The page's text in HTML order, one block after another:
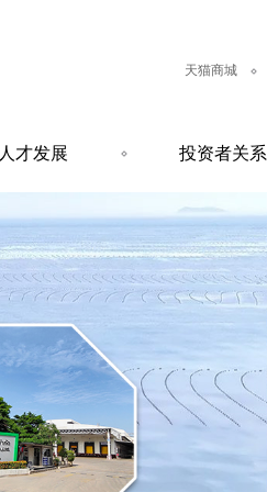
天猫商城
人才发展 投资者关系